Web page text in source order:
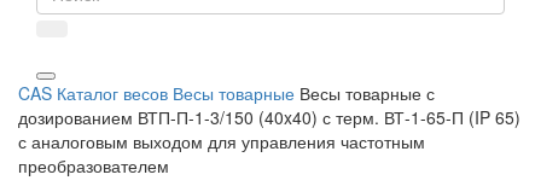
CAS Каталог весов Весы товарные Весы товарные с
дозированием ВТП-П-1-3/150 (40x40) с терм. ВТ-1-65-П (IP 65)
с аналоговым выходом для управления частотным
преобразователем